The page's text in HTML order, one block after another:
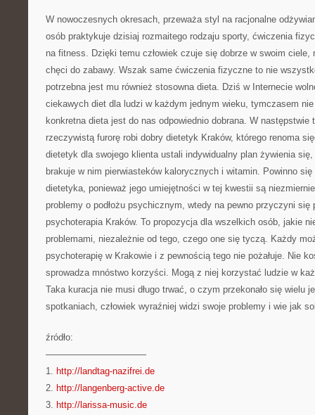
W nowoczesnych okresach, przeważa styl na racjonalne
osób praktykuje dzisiaj rozmaitego rodzaju sporty, ćwiczenia
na fitness. Dzięki temu człowiek czuje się dobrze w swoim
chęci do zabawy. Wszak same ćwiczenia fizyczne to nie
potrzebna jest mu również stosowna dieta. Dziś w Internecie
ciekawych diet dla ludzi w każdym jednym wieku, tymczasem
konkretna dieta jest do nas odpowiednio dobrana. W następstwie
rzeczywistą furorę robi dobry dietetyk Kraków, którego renoma
dietetyk dla swojego klienta ustali indywidualny plan żywienia
brakuje w nim pierwiasteków kalorycznych i witamin. Powinno
dietetyka, ponieważ jego umiejętności w tej kwestii są
problemy o podłożu psychicznym, wtedy na pewno przyczyni się
psychoterapia Kraków. To propozycja dla wszelkich osób, jakie
problemami, niezależnie od tego, czego one się tyczą. Każdy
psychoterapię w Krakowie i z pewnością tego nie pożałuje. Nie
sprowadza mnóstwo korzyści. Mogą z niej korzystać ludzie w
Taka kuracja nie musi długo trwać, o czym przekonało się wielu
spotkaniach, człowiek wyraźniej widzi swoje problemy i wie jak
źródło:
———————————
1. http://landtag-nazifrei.de
2. http://langenberg-active.de
3. http://larissa-music.de